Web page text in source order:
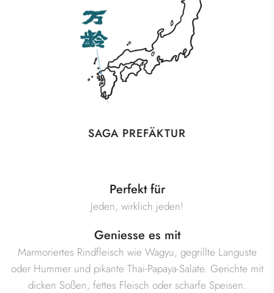
SAGA PREFÄKTUR
Perfekt für
Jeden, wirklich jeden!
Geniesse es mit
Marmoriertes Rindfleisch wie Wagyu, gegrillte Languste
oder Hummer und pikante Thai-Papaya-Salate. Gerichte mit
dicken Soßen, fettes Fleisch oder scharfe Speisen.